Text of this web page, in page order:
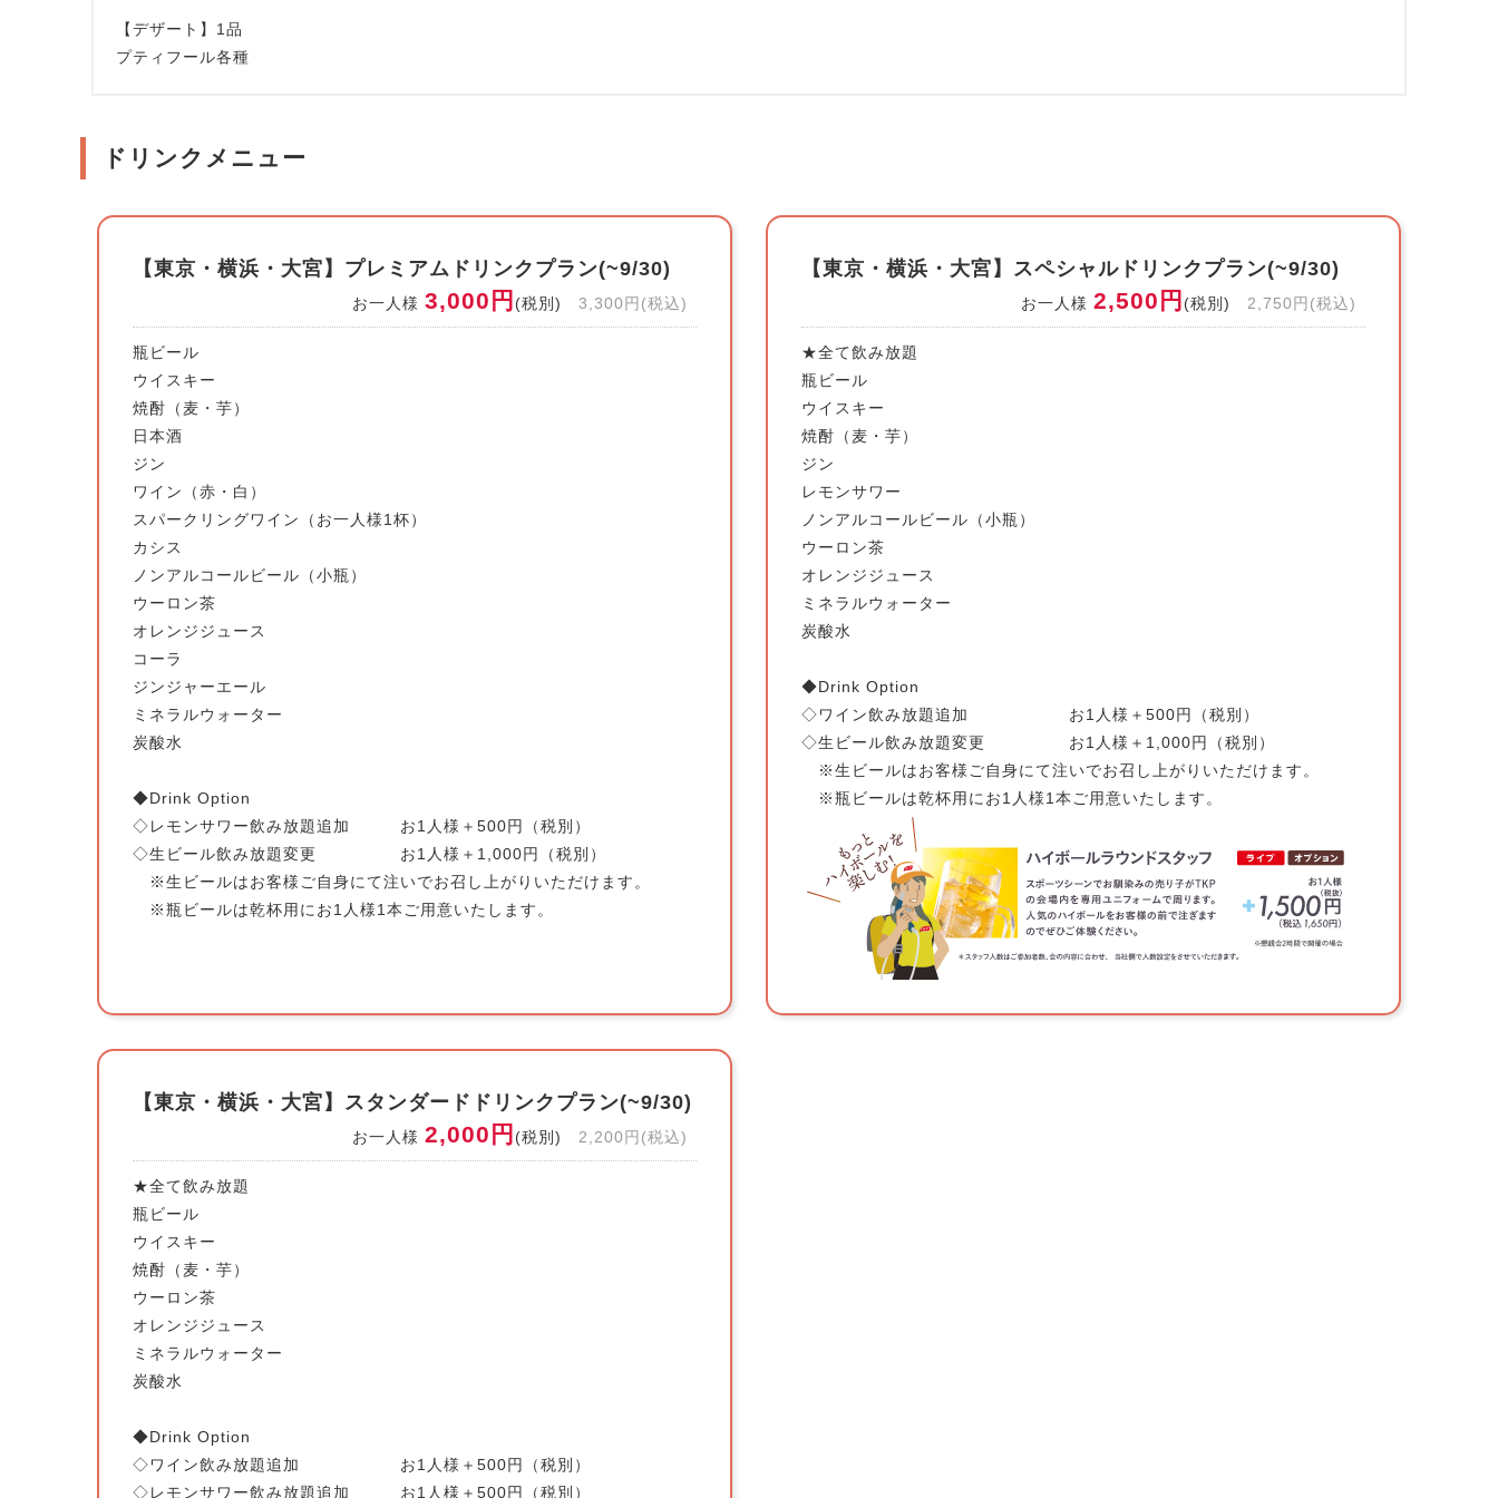
【デザート】1品
プティフール各種
ドリンクメニュー
【東京・横浜・大宮】プレミアムドリンクプラン(~9/30)
お一人様 3,000円 (税別) 3,300円(税込)
瓶ビール
ウイスキー
焼酎（麦・芋）
日本酒
ジン
ワイン（赤・白）
スパークリングワイン（お一人様1杯）
カシス
ノンアルコールビール（小瓶）
ウーロン茶
オレンジジュース
コーラ
ジンジャーエール
ミネラルウォーター
炭酸水
◆Drink Option
◇レモンサワー飲み放題追加 お1人様＋500円（税別）
◇生ビール飲み放題変更 お1人様＋1,000円（税別）
※生ビールはお客様ご自身にて注いでお召し上がりいただけます。
※瓶ビールは乾杯用にお1人様1本ご用意いたします。
【東京・横浜・大宮】スペシャルドリンクプラン(~9/30)
お一人様 2,500円 (税別) 2,750円(税込)
★全て飲み放題
瓶ビール
ウイスキー
焼酎（麦・芋）
ジン
レモンサワー
ノンアルコールビール（小瓶）
ウーロン茶
オレンジジュース
ミネラルウォーター
炭酸水
◆Drink Option
◇ワイン飲み放題追加 お1人様＋500円（税別）
◇生ビール飲み放題変更 お1人様＋1,000円（税別）
※生ビールはお客様ご自身にて注いでお召し上がりいただけます。
※瓶ビールは乾杯用にお1人様1本ご用意いたします。
【東京・横浜・大宮】スタンダードドリンクプラン(~9/30)
お一人様 2,000円 (税別) 2,200円(税込)
★全て飲み放題
瓶ビール
ウイスキー
焼酎（麦・芋）
ウーロン茶
オレンジジュース
ミネラルウォーター
炭酸水
◆Drink Option
◇ワイン飲み放題追加 お1人様＋500円（税別）
◇レモンサワー飲み放題追加 お1人様＋500円（税別）